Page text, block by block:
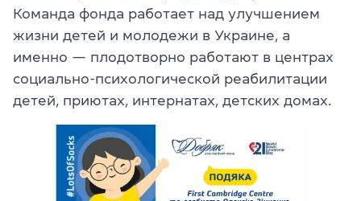
Команда фонда работает над улучшением
жизни детей и молодежи в Украине, а
именно — плодотворно работают в центрах
социально-психологической реабилитации
детей, приютах, интернатах, детских домах.